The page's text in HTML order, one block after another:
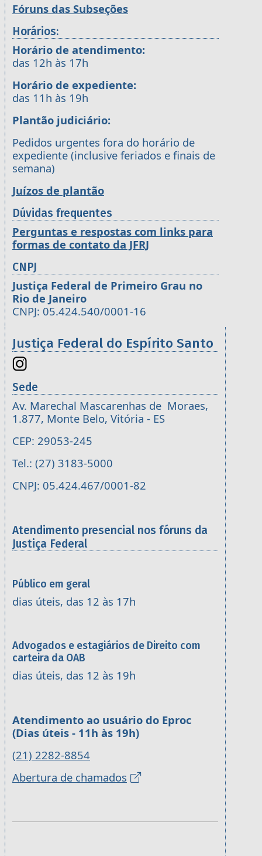
Fóruns das Subseções
Horários:
Horário de atendimento:
das 12h às 17h
Horário de expediente:
das 11h às 19h
Plantão judiciário:
Pedidos urgentes fora do horário de
expediente (inclusive feriados e finais de
semana)
Juízos de plantão
Dúvidas frequentes
Perguntas e respostas com links para
formas de contato da JFRJ
CNPJ
Justiça Federal de Primeiro Grau no
Rio de Janeiro
CNPJ: 05.424.540/0001-16
Justiça Federal do Espírito Santo
Sede
Av. Marechal Mascarenhas de Moraes,
1.877, Monte Belo, Vitória - ES
CEP: 29053-245
Tel.: (27) 3183-5000
CNPJ: 05.424.467/0001-82
Atendimento presencial nos fóruns da
Justiça Federal
Público em geral
dias úteis, das 12 às 17h
Advogados e estagiários de Direito com
carteira da OAB
dias úteis, das 12 às 19h
Atendimento ao usuário do Eproc
(Dias úteis - 11h às 19h)
(21) 2282-8854
Abertura de chamados